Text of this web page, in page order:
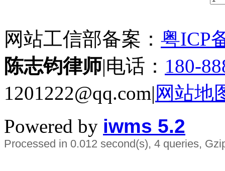
网站工信部备案： 粤ICP
陈志钧律师|电话： 180-
1201222@qq.com| 网站地
Powered by iwms 5.2
Processed in 0.012 second(s), 4 queries,